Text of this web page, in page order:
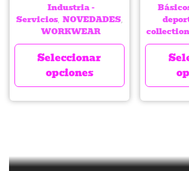
Industria -
Servicios, NOVEDADES,
WORKWEAR
Seleccionar
opciones
collection